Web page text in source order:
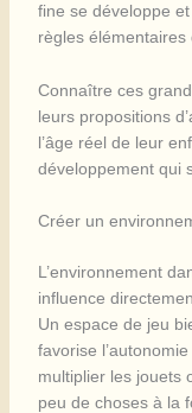
fine se développe
règles élémentaires
Connaître ces
leurs propositions
l’âge réel de leur
développement qui
Créer un
L’environnement
influence
Un espace de jeu
favorise
multiplier les jouets
peu de choses à la